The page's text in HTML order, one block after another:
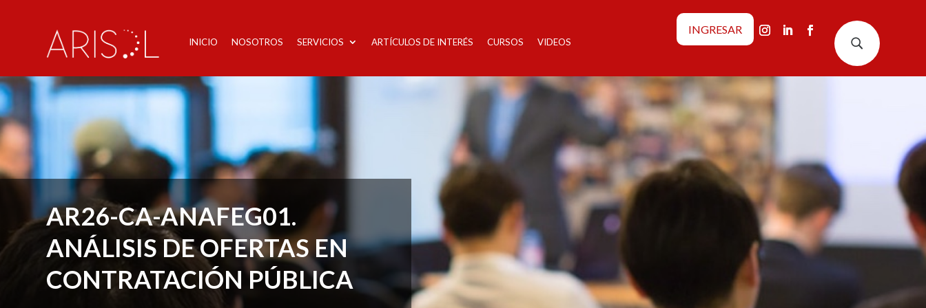
INICIO NOSOTROS SERVICIOS ARTÍCULOS DE INTERÉS CURSOS VIDEOS U
INGRESAR
AR26-CA-ANAFEG01.
ANÁLISIS DE OFERTAS EN
CONTRATACIÓN PÚBLICA